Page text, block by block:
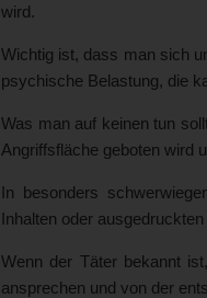
wird.
Wichtig ist, dass man sich
psychische Belastung, die
Was man auf keinen tun
Angriffsfläche geboten wird
In besonders
Inhalten oder
Wenn der Täter bekannt
ansprechen und von der